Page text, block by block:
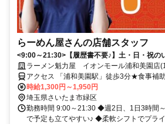
らーめん屋さんの店舗スタッフ
<9:00～21:30>【履歴書不要♪】土・日・祝の
大歓迎！
ラーメン魁力屋 イオンモール浦和美園店
アクセス 「浦和美園駅」徒歩3分★食事補
★交通費規定支給★履歴書不要★週2日～OK
時給1,300円～1,950円
埼玉県さいたま市緑区
勤務時間 9:00～21:30 ◆週2日、1日3時間
で予定も立てやすい♪ ◆柔軟シフトでプラ